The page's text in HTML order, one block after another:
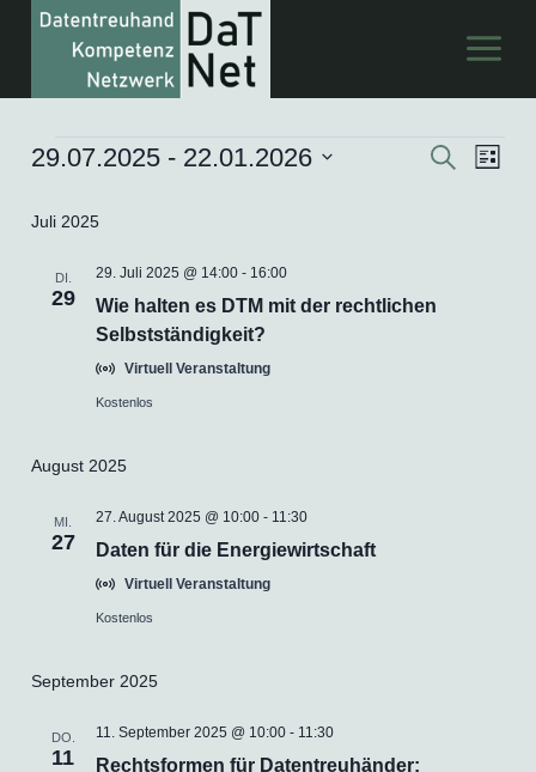
Veranstaltungen Suche
Liste
29.07.2025 - 22.01.2026
wählen.
Juli 2025
DI.
29
Wie halten es DTM mit der rechtlichen
Selbstständigkeit?
29. Juli 2025 @ 14:00- 16:00
Virtuell Veranstaltung
Kostenlos
August 2025
MI.
27 Daten für die Energiewirtschaft
27. August 2025 @ 10:00- 11:30
Virtuell Veranstaltung
Kostenlos
September 2025
DO.
11
Rechtsformen für Datentreuhänder:
11. September 2025 @ 10:00- 11:30